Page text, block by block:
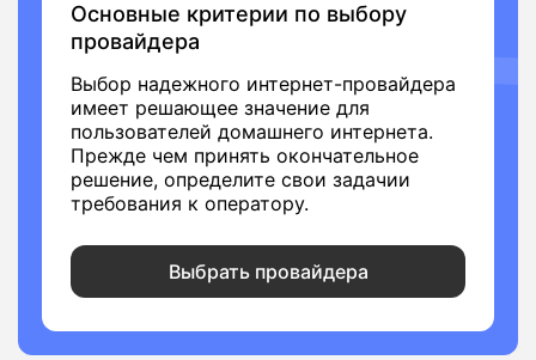
Основные критерии по выбору
провайдера
Выбор надежного интернет-провайдера
имеет решающее значение для
пользователей домашнего интернета.
Прежде чем принять окончательное
решение, определите свои задачии
требования к оператору.
Выбрать провайдера